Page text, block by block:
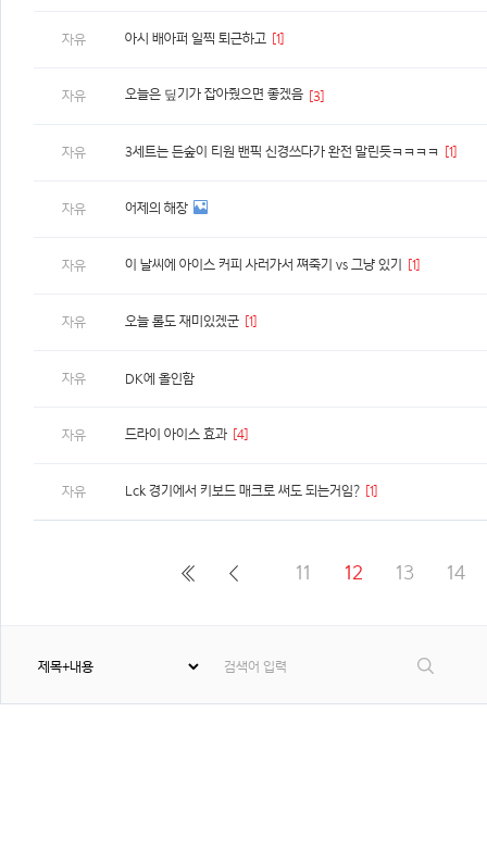
자유 아시 배아퍼 일찍 퇴근하고 [1]
자유 오늘은 딮기가 잡아줬으면 좋겠음 [3]
자유 3세트는 든숲이 티원 밴픽 신경쓰다가 완전 말린듯ㅋㅋㅋㅋ [1]
자유 어제의 해장
자유 이 날씨에 아이스 커피 사러가서 쪄죽기 vs 그냥 있기 [1]
자유 오늘 롤도 재미있겠군 [1]
자유 DK에 올인함
자유 드라이 아이스 효과 [4]
자유 Lck 경기에서 키보드 매크로 써도 되는거임? [1]
11 12 13 14